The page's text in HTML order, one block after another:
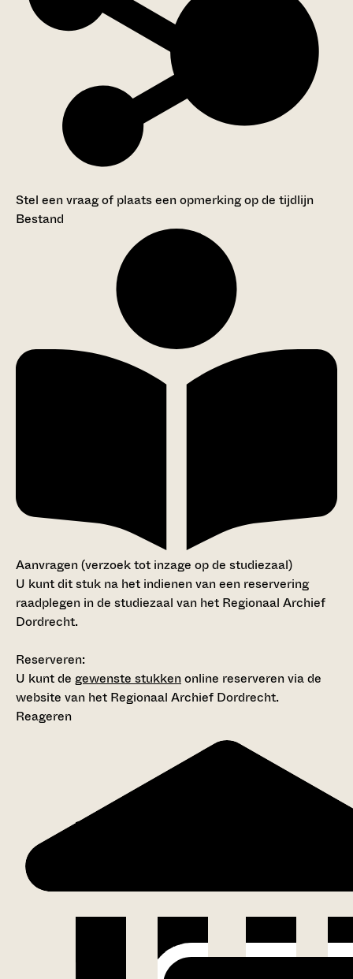
Stel een vraag of plaats een opmerking op de tijdlijn
Bestand
Aanvragen (verzoek tot inzage op de studiezaal)
U kunt dit stuk na het indienen van een reservering
raadplegen in de studiezaal van het Regionaal Archief
Dordrecht.
Reserveren:
U kunt de gewenste stukkenonline reserveren via de
website van het Regionaal Archief Dordrecht.
Reageren